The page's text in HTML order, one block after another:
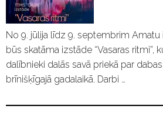
No 9. jūlija līdz 9. septembrim Amatu
būs skatāma izstāde “Vasaras ritmi”,
dalībnieki dalās savā priekā par
brīnišķīgajā gadalaikā. Darbi …